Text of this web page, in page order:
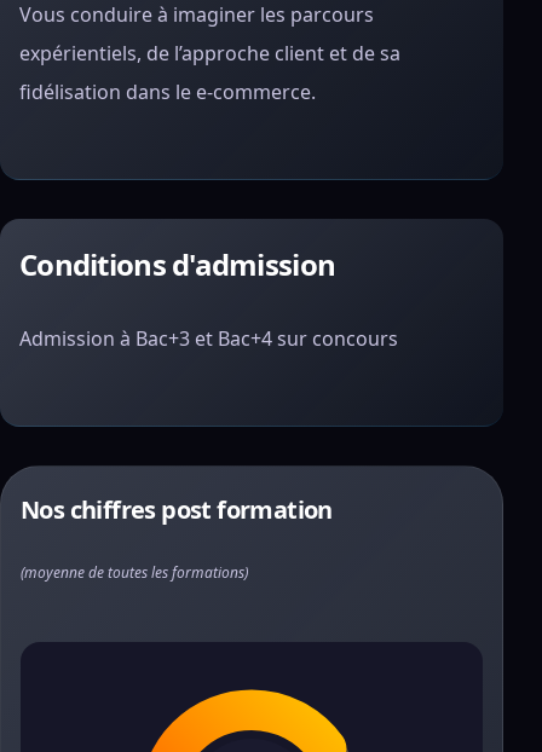
Vous conduire à imaginer les parcours
expérientiels, de l’approche client et de sa
fidélisation dans le e-commerce.
Conditions d'admission
Admission à Bac+3 et Bac+4 sur concours
Nos chiffres post formation
(moyenne de toutes les formations)